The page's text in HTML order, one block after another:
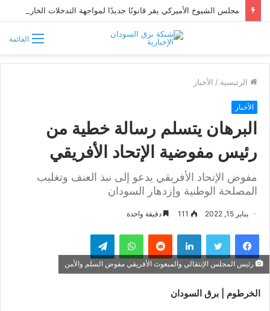
القائمة
الرئيسية / الأخبار
الأخبار
البرهان يتسلم رسالة خطية من
رئيس مفوضية الإتحاد الأفريقي
مفوض الإتحاد الأفريقي يدعو إلى نبذ العنف وتغليب
المصلحة الوطنية وإزدهار السودان
يناير 15, 2022 111 دقيقة واحدة
فيسبوك تويتر لينكدإن واتساب تيلقرام
رئيس المجلس الإنتقالي والمبعوث الأفريقي مفوض السلم والأمن
الخرطوم | برق السودان